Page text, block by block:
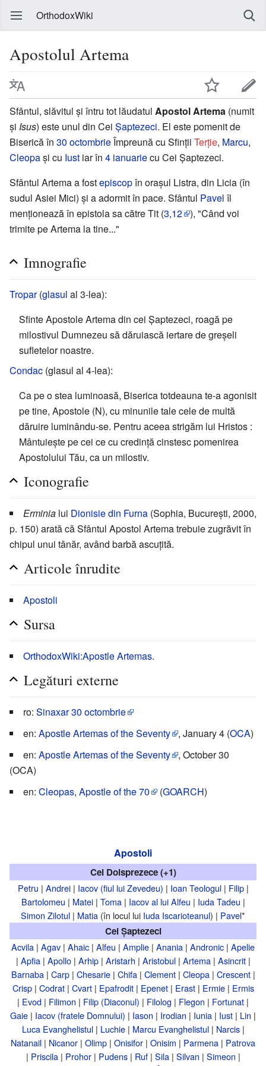
OrthodoxWiki
Apostolul Artema
Sfântul, slăvitul şi întru tot lăudatul Apostol Artema (numit
și Isus) este unul din Cei Şaptezeci. El este pomenit de
Biserică în 30 octombrieÎmpreună cu Sfinţii Terţie, Marcu,
Cleopaşi cu Iust iar în 4 ianuariecu Cei Şaptezeci.
Sfântul Artema a fostepiscopîn oraşul Listra, din Licia (în
sudul Asiei Mici) şi a adormit în pace. Sfântul Pavel îl
menţionează în epistola sa către Tit (3,12 ), "Când voi
trimite pe Artema la tine..."
Imnografie
Tropar(glasul al 3-lea):
Sfinte Apostole Artema din cei Șaptezeci, roagă pe
milostivul Dumnezeu să dăruiască iertare de greșeli
sufletelor noastre.
Condac (glasul al 4-lea):
Ca pe o stea luminoasă, Biserica totdeauna te-a agonisit
pe tine, Apostole (N), cu minunile tale cele de multă
dăruire luminându-se. Pentru aceea strigăm lui Hristos :
Mântuieşte pe cei ce cu credinţă cinstesc pomenirea
Apostolului Tău, ca un milostiv.
Iconografie
Erminia lui Dionisie din Furna (Sophia, București, 2000,
p. 150) arată că Sfântul Apostol Artema trebuie zugrăvit în
chipul unui tânăr, având barbă ascuțită.
Articole înrudite
Apostoli
Sursa
OrthodoxWiki:Apostle Artemas.
Legături externe
ro: Sinaxar 30 octombrie
en: Apostle Artemas of the Seventy , January 4 (OCA)
en: Apostle Artemas of the Seventy
, October 30
(OCA)
en: Cleopas, Apostle of the 70 (GOARCH)
Apostoli
Cei Doisprezece (+1)
Petru | Andrei| Iacov (fiul lui Zevedeu) | Ioan Teologul| Filip|
Bartolomeu | Matei| Toma| Iacov al lui Alfeu | Iuda Tadeu |
Simon Zilotul | Matia (în locul lui Iuda Iscarioteanul) | Pavel*
Cei Șaptezeci
Acvila | Agav | Ahaic | Alfeu | Amplie | Anania | Andronic | Apelie
| Apfia| Apollo| Arhip| Aristarh | Aristobul| Artema| Asincrit|
Barnaba| Carp| Chesarie| Chifa| Clement| Cleopa| Crescent|
Crisp| Codrat| Cvart| Epafrodit| Epenet| Erast| Ermie| Ermis
| Evod | Filimon | Filip (Diaconul) | Filolog | Flegon | Fortunat |
Gaie | Iacov (fratele Domnului) | Iason | Irodian | Iunia | Iust | Lin |
Luca Evanghelistul| Luchie| Marcu Evanghelistul| Narcis|
Natanail | Nicanor | Olimp | Onisifor | Onisim | Parmena | Patrova
| Priscila| Prohor| Pudens| Ruf| Sila| Silvan | Simeon |